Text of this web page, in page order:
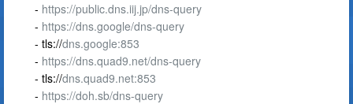
- https://public.dns.iij.jp/dns-query
- https://dns.google/dns-query
- tls://dns.google:853
- https://dns.quad9.net/dns-query
- tls://dns.quad9.net:853
- https://doh.sb/dns-query